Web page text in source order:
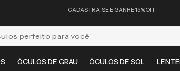
CADASTRA-SE E GANHE 15%OFF
ÓCULOS DE GRAU ÓCULOS DE SOL
para você